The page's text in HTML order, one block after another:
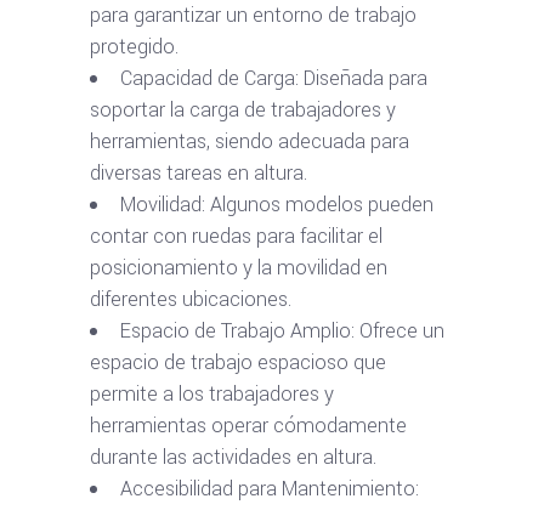
para garantizar un entorno de trabajo
protegido.
Capacidad de Carga: Diseñada para
soportar la carga de trabajadores y
herramientas, siendo adecuada para
diversas tareas en altura.
Movilidad: Algunos modelos pueden
contar con ruedas para facilitar el
posicionamiento y la movilidad en
diferentes ubicaciones.
Espacio de Trabajo Amplio: Ofrece un
espacio de trabajo espacioso que
permite a los trabajadores y
herramientas operar cómodamente
durante las actividades en altura.
Accesibilidad para Mantenimiento: